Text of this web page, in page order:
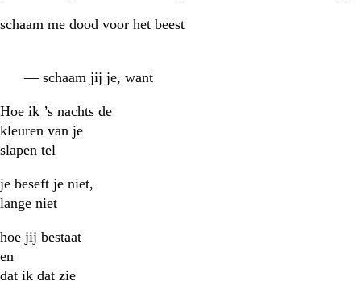
schaam me dood voor het beest
— schaam jij je, want
Hoe ik ’s nachts de
kleuren van je
slapen tel
je beseft je niet,
lange niet
hoe jij bestaat
en
dat ik dat zie